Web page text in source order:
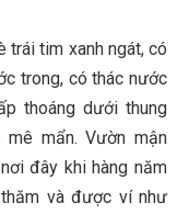
trái tim xanh ngát, có
trong, có thác nước
thoáng dưới thung
mẩn. Vườn mận
đây khi hàng năm
và được ví như